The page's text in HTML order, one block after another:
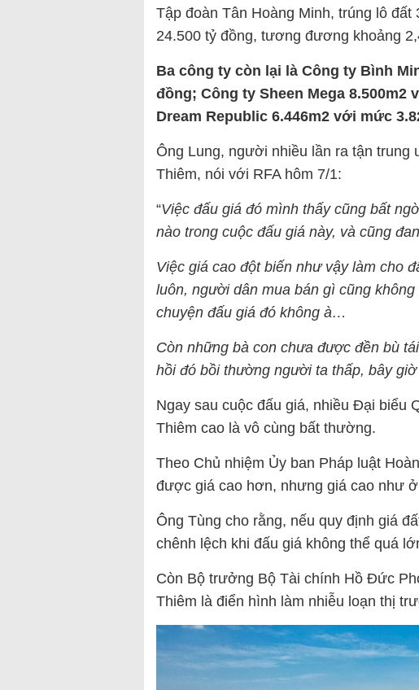
Tập đoàn Tân Hoàng Minh, trúng lô
24.500 tỷ đồng, tương đương khoảng
Ba công ty còn lại là Công ty Bình
đồng; Công ty Sheen Mega
Dream Republic 6.446m2 với mức
Ông Lung, người nhiều lần ra tận trung
Thiêm, nói với RFA hôm 7/1:
“Việc đấu giá đó mình thấy cũng bất
nào trong cuộc đấu giá này, và cũng
Việc giá cao đột biến như vậy làm cho
luôn, người dân mua bán gì cũng
chuyện đấu giá đó không à…
Còn những bà con chưa được đền bù
hồi đó bồi thường người ta thấp, bây
Ngay sau cuộc đấu giá, nhiều Đại biểu
Thiêm cao là vô cùng bất thường.
Theo Chủ nhiệm Ủy ban Pháp luật
được giá cao hơn, nhưng giá cao như
Ông Tùng cho rằng, nếu quy định giá
chênh lệch khi đấu giá không thể quá
Còn Bộ trưởng Bộ Tài chính Hồ Đức
Thiêm là điển hình làm nhiễu loạn thị